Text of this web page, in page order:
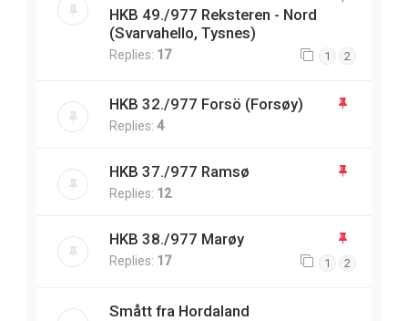
HKB 49./977 Reksteren - Nord
(Svarvahello, Tysnes)
Replies: 17 1 2
HKB 32./977 Forsö (Forsøy)
Replies: 4
HKB 37./977 Ramsø
Replies: 12
HKB 38./977 Marøy
Replies: 17 1 2
Smått fra Hordaland